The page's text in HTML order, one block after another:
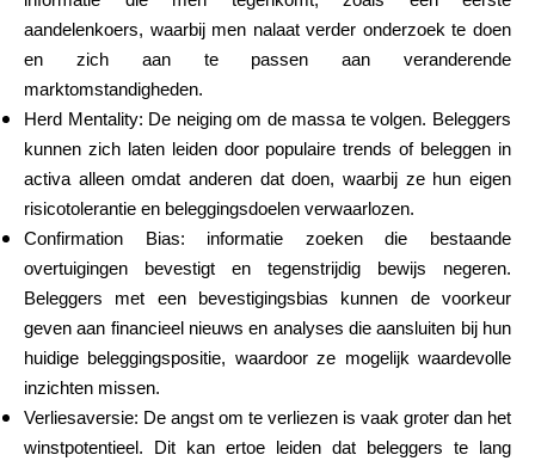
aandelenkoers, waarbij men nalaat verder onderzoek te doen
en zich aan te passen aan veranderende
marktomstandigheden.
Herd Mentality: De neiging om de massa te volgen. Beleggers
kunnen zich laten leiden door populaire trends of beleggen in
activa alleen omdat anderen dat doen, waarbij ze hun eigen
risicotolerantie en beleggingsdoelen verwaarlozen.
Confirmation Bias: informatie zoeken die bestaande
overtuigingen bevestigt en tegenstrijdig bewijs negeren.
Beleggers met een bevestigingsbias kunnen de voorkeur
geven aan financieel nieuws en analyses die aansluiten bij hun
huidige beleggingspositie, waardoor ze mogelijk waardevolle
inzichten missen.
Verliesaversie: De angst om te verliezen is vaak groter dan het
winstpotentieel. Dit kan ertoe leiden dat beleggers te lang